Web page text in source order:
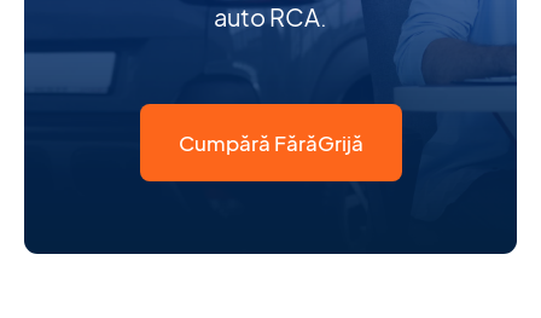
auto RCA.
Cumpără FărăGrijă